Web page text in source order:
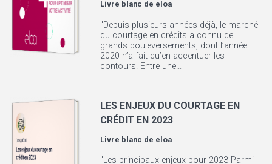
Livre blanc de eloa
"Depuis plusieurs années déjà, le marché
du courtage en crédits a connu de
grands bouleversements, dont l’année
2020 n’a fait qu’en accentuer les
contours. Entre une...
LES ENJEUX DU COURTAGE EN
CRÉDIT EN 2023
Livre blanc de eloa
"Les principaux enjeux pour 2023 Parmi